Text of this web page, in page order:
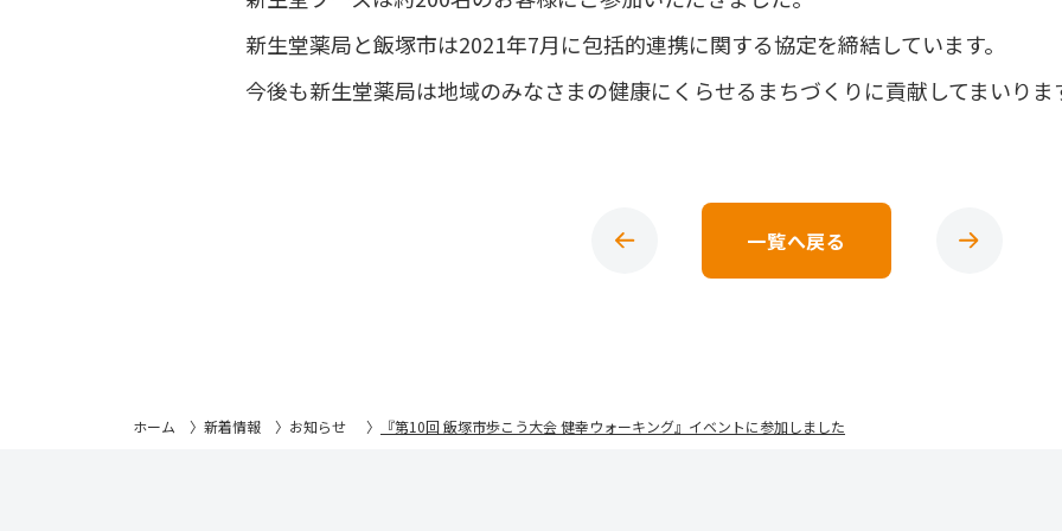
新生堂薬局と飯塚市は2021年7月に包括的連携に関する協定を締結しています。
今後も新生堂薬局は地域のみなさまの健康にくらせるまちづくりに貢献してまいりま
一覧へ戻る
ホーム 新着情報 お知らせ 『第10回 飯塚市歩こう大会 健幸ウォーキング』イベントに参加しました